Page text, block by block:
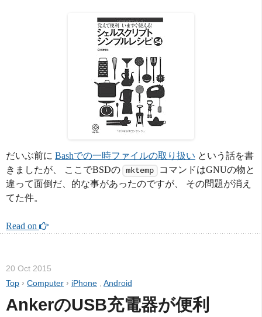
だいぶ前に Bashでの一時ファイルの取り扱い という話を書
きましたが、 ここでBSDの mktemp
コマンドはGNUの物と
違って面倒だ、的な事があったのですが、 その問題が消え
てた件。
Read on
20 Oct 2015
Top › Computer › iPhone Android
AnkerのUSB充電器が便利